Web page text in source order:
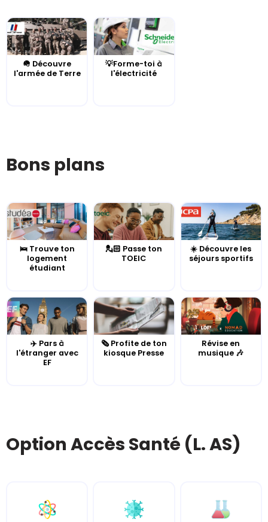
🪖 Découvre
l'armée de Terre
💡Forme-toi à
l'électricité
Bons plans
🛌 Trouve ton
logement
étudiant
💂🏻 Passe ton
TOEIC
☀️ Découvre les
séjours sportifs
✈️ Pars à
l'étranger avec
EF
🗞️ Profite de ton
kiosque Presse
Révise en
musique 🎶
Option Accès Santé (L. AS)